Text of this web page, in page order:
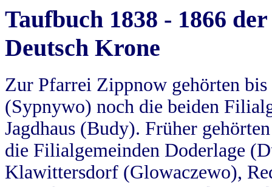
Taufbuch 1838 - 1866
Deutsch Krone
Zur Pfarrei Zippnow gehörten
(Sypnywo) noch die beiden
Jagdhaus (Budy). Früher
die Filialgemeinden Doderlage
Klawittersdorf (Glowaczewo),